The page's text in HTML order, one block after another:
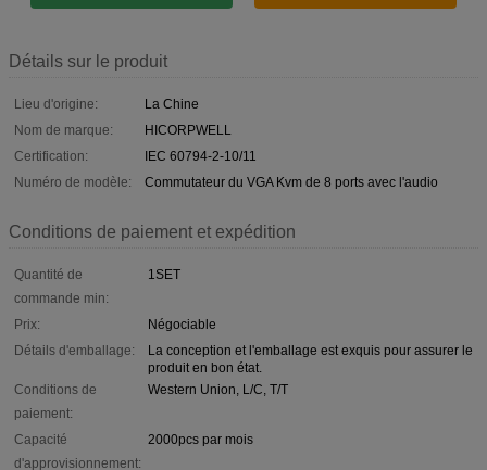
Détails sur le produit
Lieu d'origine:
La Chine
Nom de marque:
HICORPWELL
Certification:
IEC 60794-2-10/11
Numéro de modèle:
Commutateur du VGA Kvm de 8 ports avec l'audio
Conditions de paiement et expédition
Quantité de
commande min:
1SET
Prix:
Négociable
Détails d'emballage:
La conception et l'emballage est exquis pour assurer le
produit en bon état.
Conditions de
paiement:
Western Union, L/C, T/T
Capacité
d'approvisionnement:
2000pcs par mois